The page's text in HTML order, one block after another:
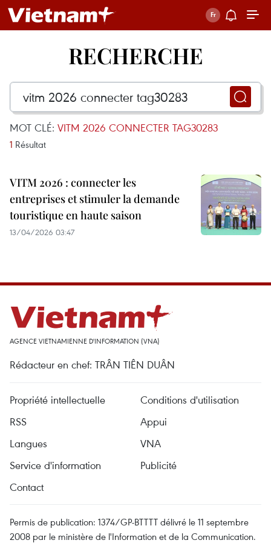
RECHERCHE
MOT CLÉ: VITM 2026 CONNECTER TAG30283
1 Résultat
VITM 2026 : connecter les
entreprises et stimuler la demande
touristique en haute saison
13/04/2026 03:47
AGENCE VIETNAMIENNE D'INFORMATION (VNA)
Rédacteur en chef: TRÂN TIÊN DUÂN
Propriété intellectuelle
Conditions d'utilisation
RSS
Appui
Langues
VNA
Service d'information
Publicité
Contact
Permis de publication: 1374/GP-BTTTT délivré le 11 septembre
2008 par le ministère de l'Information et de la Communication.